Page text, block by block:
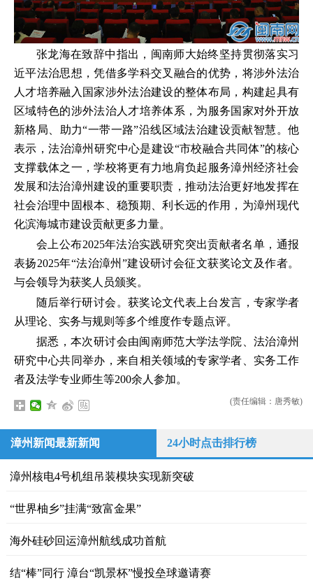
张龙海在致辞中指出，闽南师大始终坚持贯彻落实习
近平法治思想，凭借多学科交叉融合的优势，将涉外法治
人才培养融入国家涉外法治建设的整体布局，构建起具有
区域特色的涉外法治人才培养体系，为服务国家对外开放
新格局、助力“一带一路”沿线区域法治建设贡献智慧。他
表示，法治漳州研究中心是建设“市校融合共同体”的核心
支撑载体之一，学校将更有力地肩负起服务漳州经济社会
发展和法治漳州建设的重要职责，推动法治更好地发挥在
社会治理中固根本、稳预期、利长远的作用，为漳州现代
化滨海城市建设贡献更多力量。
会上公布2025年法治实践研究突出贡献者名单，通报
表扬2025年“法治漳州”建设研讨会征文获奖论文及作者。
与会领导为获奖人员颁奖。
随后举行研讨会。获奖论文代表上台发言，专家学者
从理论、实务与规则等多个维度作专题点评。
据悉，本次研讨会由闽南师范大学法学院、法治漳州
研究中心共同举办，来自相关领域的专家学者、实务工作
者及法学专业师生等200余人参加。
(责任编辑：唐秀敏)
漳州新闻最新新闻 24小时点击排行榜
漳州核电4号机组吊装模块实现新突破
“世界柚乡”挂满“致富金果”
海外硅砂回运漳州航线成功首航
结“棒”同行 漳台“凯景杯”慢投垒球邀请赛